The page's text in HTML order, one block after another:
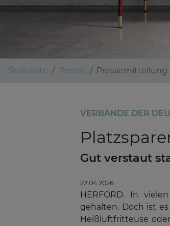
Startseite Presse Pressemitteilung
VERBÄNDE DER
Gut verstaut
22.04.2026
HERFORD. In
gehalten. Doch ist
Heißluftfritteuse